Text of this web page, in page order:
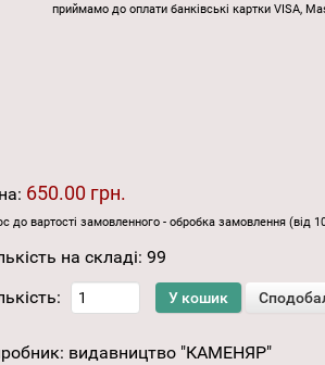
приймамо до оплати банківські картки VISA,
650.00 грн.
до вартості замовленного - обробка замовлення (від
на складі: 99
видавництво "КАМЕНЯР"